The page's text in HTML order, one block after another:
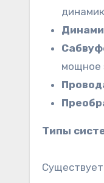
мощное
Типы